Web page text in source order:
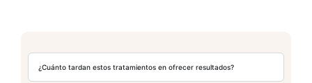
¿Cuánto tardan estos tratamientos en ofrecer resultados?